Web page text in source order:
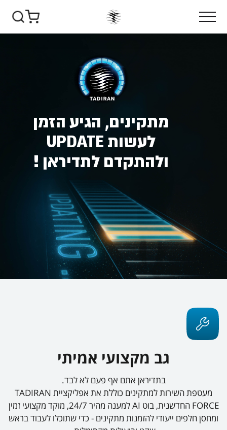
מתקינים, הגיע הזמן
לעשות UPDATE
ולהתקדם לתדיראן !
גב מקצועי אמיתי
בתדיראן אתם אף פעם לא לבד.
מעטפת השירות למתקינים כוללת את אפליקציית TADIRAN
FORCE החדשנית, בוט AI למענה מהיר 24/7, מוקד מקצועי זמין
ומחסן חלפים ייעודי להזמנות מתקינים - כדי שתוכלו לעבוד בראש